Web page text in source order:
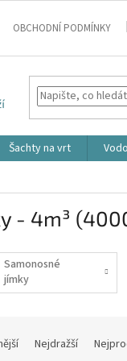
OBCHODNÍ PODMÍNKY
Šachty na vrt
- 4m³
Samonosné
jímky
Nejdražší